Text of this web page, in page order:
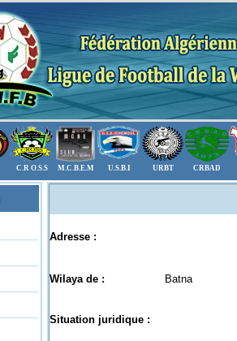
C.R O.S.S M.C.B.E.M U.S.B.I URBT CRBAD
Adresse :
Wilaya de : Batna
Situation juridique :